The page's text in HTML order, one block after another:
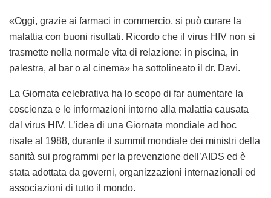
«Oggi, grazie ai farmaci in commercio, si può curare la
malattia con buoni risultati. Ricordo che il virus HIV non si
trasmette nella normale vita di relazione: in piscina, in
palestra, al bar o al cinema» ha sottolineato il dr. Davì.
La Giornata celebrativa ha lo scopo di far aumentare la
coscienza e le informazioni intorno alla malattia causata
dal virus HIV. L’idea di una Giornata mondiale ad hoc
risale al 1988, durante il summit mondiale dei ministri della
sanità sui programmi per la prevenzione dell’AIDS ed è
stata adottata da governi, organizzazioni internazionali ed
associazioni di tutto il mondo.